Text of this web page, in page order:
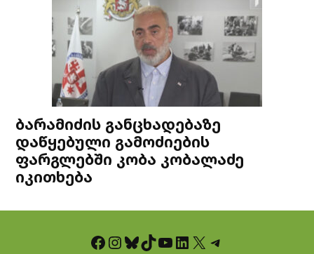
ბარამიძის განცხადებაზე
დაწყებული გამოძიების
ფარგლებში კობა კობალაძე
იკითხება
Facebook InstagramBluesky TikTok YouTube LinkedIn X Telegram